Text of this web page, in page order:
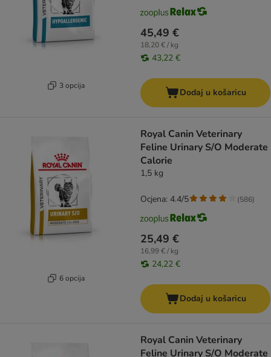
3 opcija
45,49 €
18,20 € / kg
43,22 €
Dodaj u košaricu
6 opcija
Royal Canin Veterinary
Feline Urinary S/O Moderate
Calorie
1,5 kg
25,49 €
16,99 € / kg
24,22 €
Ocjena: 4.4/5 (586)
Dodaj u košaricu
Royal Canin Veterinary
Feline Urinary S/O Moderate